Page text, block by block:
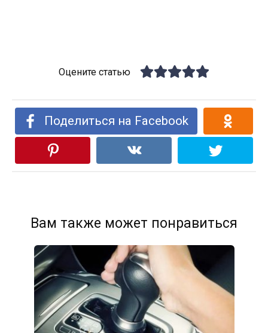
Оцените статью
Поделиться на Facebook
Вам также может понравиться